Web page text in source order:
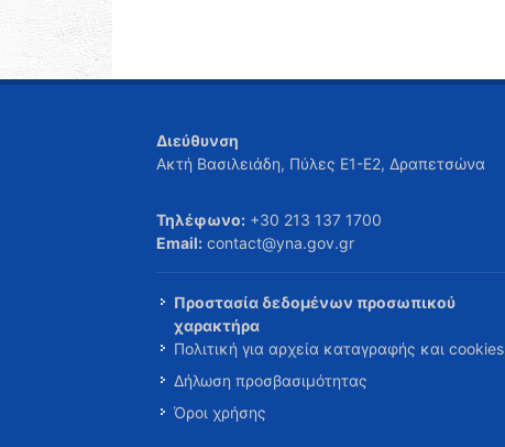
Διεύθυνση
Ακτή Βασιλειάδη, Πύλες Ε1-Ε2, Δραπετσώνα
Τηλέφωνο: +30 213 137 1700
Email: contact@yna.gov.gr
Προστασία δεδομένων προσωπικού
χαρακτήρα
Πολιτική για αρχεία καταγραφής και cookies
Δήλωση προσβασιμότητας
Όροι χρήσης